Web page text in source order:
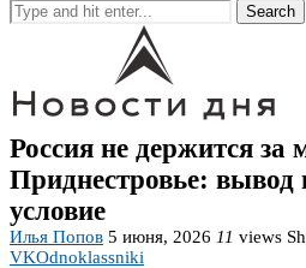
Search
Россия не держится за
Приднестровье: вывод
условие
Илья Попов 5 июня, 2026 11 views
VKOdnoklassniki